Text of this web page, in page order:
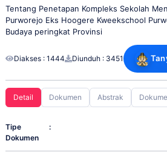
Tentang Penetapan Kompleks Sekolah
Purworejo Eks Hoogere Kweekschool
Budaya peringkat Provinsi
Diakses : 1444 Diunduh : 3451
Detail Dokumen Abstrak
Tipe
Dokumen
: